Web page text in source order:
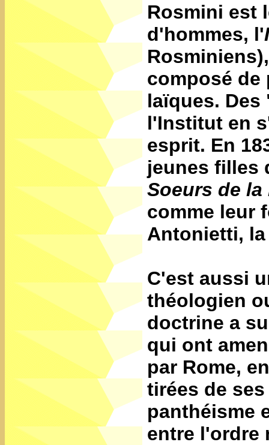
Rosmini est
d'hommes, l'
composé de
laïques.
l'Institut en
esprit. En
jeunes filles
Soeurs de
comme leur
Antonietti,
C'est aussi
théologien
doctrine a
qui ont
par Rome,
tirées de
panthéisme
entre l'ordre